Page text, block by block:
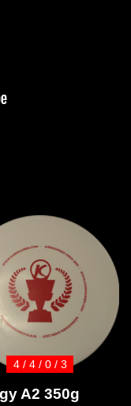
4 / 4 / 0 / 3
A2 350g